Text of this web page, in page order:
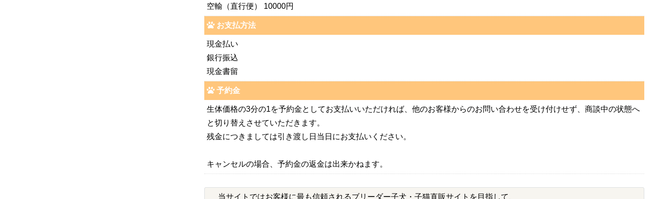
空輸（直行便） 10000円
お支払方法
現金払い
銀行振込
現金書留
予約金
生体価格の3分の1を予約金としてお支払いいただければ、他のお客様からのお問い合わせを受け付けせず、商談中の状態へ
と切り替えさせていただきます。
残金につきましては引き渡し日当日にお支払いください。
キャンセルの場合、予約金の返金は出来かねます。
当サイトではお客様に最も信頼されるブリーダー子犬・子猫直販サイトを目指して、